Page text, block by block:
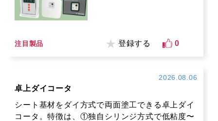
注目製品 登録する 0
2026.08.06
卓上ダイコータ
シート基材をダイ方式で両面塗工できる卓上ダイ
コータ。特徴は、①独自シリンジ方式で低粘度〜